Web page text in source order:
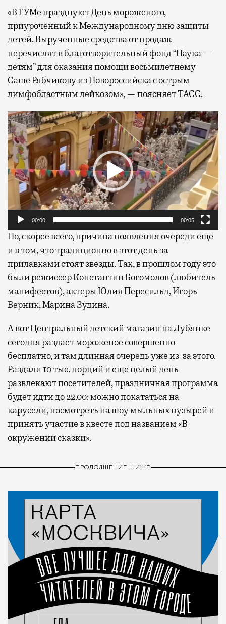
«В ГУМе празднуют День мороженого,
приуроченный к Международному дню защиты
детей. Вырученные средства от продаж
перечислят в благотворительный фонд “Наука —
детям” для оказания помощи восьмилетнему
Саше Рябчикову из Новороссийска с острым
лимфобластным лейкозом», — поясняет ТАСС.
Видеоплеер
00:00 00:05
Но, скорее всего, причина появления очереди еще
и в том, что традиционно в этот день за
прилавками стоят звезды. Так, в прошлом году это
были режиссер Константин Богомолов (любитель
манифестов), актеры Юлия Пересильд, Игорь
Верник, Марина Зудина.
А вот Центральный детский магазин на Лубянке
сегодня раздает мороженое совершенно
бесплатно, и там длинная очередь уже из-за этого.
Раздали 10 тыс. порций и еще целый день
развлекают посетителей, праздничная программа
будет идти до 22.00: можно покататься на
карусели, посмотреть на шоу мыльных пузырей и
принять участие в квесте под названием «В
окружении сказки».
ПРОДОЛЖЕНИЕ НИЖЕ